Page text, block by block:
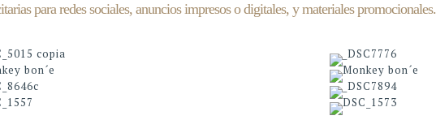
para redes sociales, anuncios impresos o digitales, y materiales promocionales.